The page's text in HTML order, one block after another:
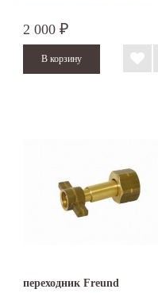
2 000 ₽
переходник Freund